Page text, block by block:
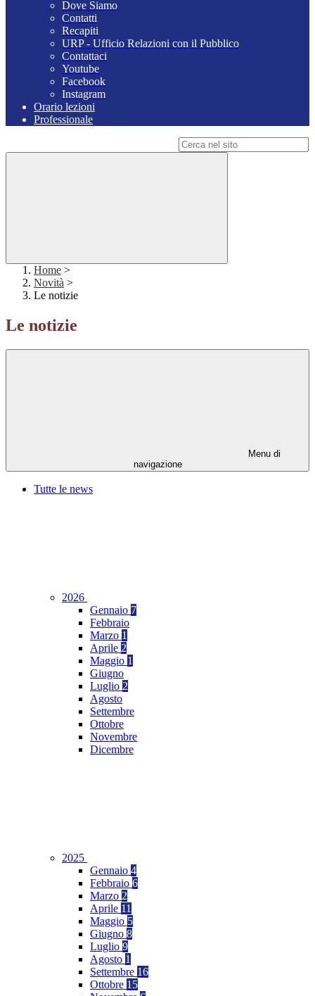
Dove Siamo
Contatti
Recapiti
URP - Ufficio Relazioni con il Pubblico
Contattaci
Youtube
Facebook
Instagram
Orario lezioni
Professionale
Home >
Novità >
Le notizie
Le notizie
Menu di
navigazione
Tutte le news
2026
Gennaio 7
Febbraio
Marzo 1
Aprile 2
Maggio 1
Giugno
Luglio 2
Agosto
Settembre
Ottobre
Novembre
Dicembre
2025
Gennaio 4
Febbraio 6
Marzo 2
Aprile 11
Maggio 5
Giugno 8
Luglio 9
Agosto 1
Settembre 16
Ottobre 15